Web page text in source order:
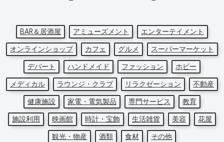
BAR＆居酒屋 アミューズメント
エンターテイメント
オンラインショップ
カフェ グルメ
スーパーマーケット
デパート
ハンドメイド ファッション
ホビー
メディカル
ラウンジ・クラブ リラクゼーション
不動産
健康施設
家電・電気製品 専門サービス
教育
施設利用
映画館 時計・宝飾 生活雑貨 美容
花屋
観光・物産
酒類 食材 その他